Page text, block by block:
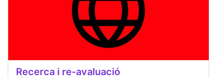
Recerca i re-avaluació